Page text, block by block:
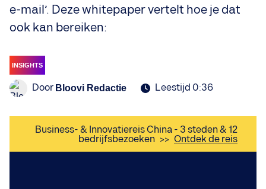
e-mail’. Deze whitepaper vertelt hoe je dat
ook kan bereiken:
INSIGHTS
Door Bloovi Redactie Leestijd 0:36
Business- & Innovatiereis China - 3 steden & 12
bedrijfsbezoeken >> Ontdek de reis